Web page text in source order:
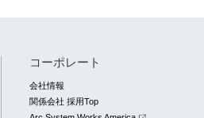
コーポレート
会社情報
関係会社 採用Top